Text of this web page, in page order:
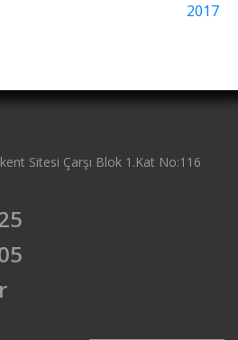
2017
Sitesi Çarşı Blok 1.Kat No:116